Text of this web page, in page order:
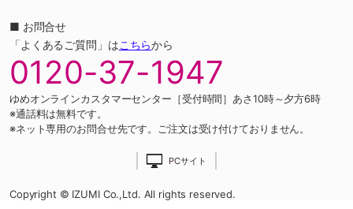
■ お問合せ
「よくあるご質問」はこちらから
0120-37-1947
ゆめオンラインカスタマーセンター［受付時間］あさ10時～夕方6時
※通話料は無料です。
※ネット専用のお問合せ先です。ご注文は受け付けておりません。
PCサイト
Copyright © IZUMI Co.,Ltd. All rights reserved.